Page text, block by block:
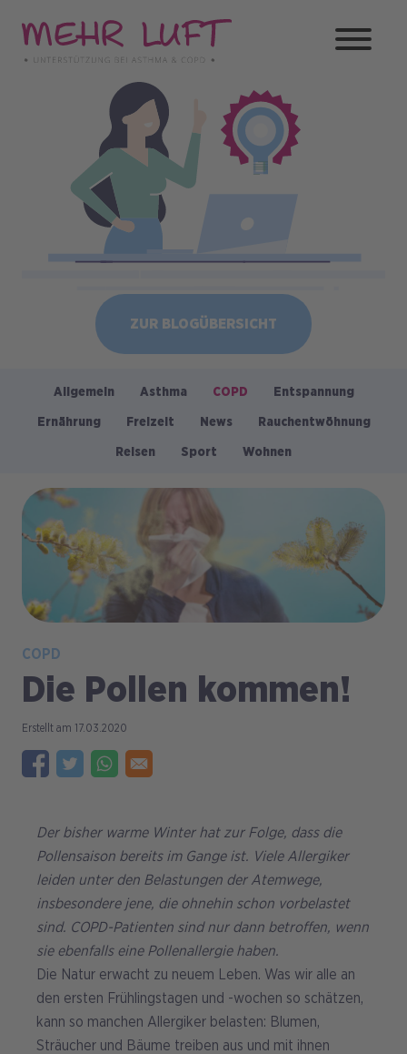
zum
Inhalt
ZUR BLOGÜBERSICHT
Kategorien
Allgemein Asthma COPD Entspannung
Ernährung Freizeit News Rauchentwöhnung
Reisen Sport Wohnen
Bild
COPD
Die Pollen kommen!
17.03.2020
Der bisher warme Winter hat zur Folge, dass die
Pollensaison bereits im Gange ist. Viele Allergiker
leiden unter den Belastungen der Atemwege,
insbesondere jene, die ohnehin schon vorbelastet
sind. COPD-Patienten sind nur dann betroffen, wenn
sie ebenfalls eine Pollenallergie haben.
Die Natur erwacht zu neuem Leben. Was wir alle an
den ersten Frühlingstagen und -wochen so schätzen,
kann so manchen Allergiker belasten: Blumen,
Sträucher und Bäume treiben aus und mit ihnen